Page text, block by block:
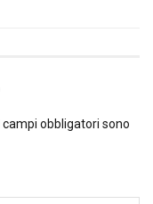
campi obbligatori sono